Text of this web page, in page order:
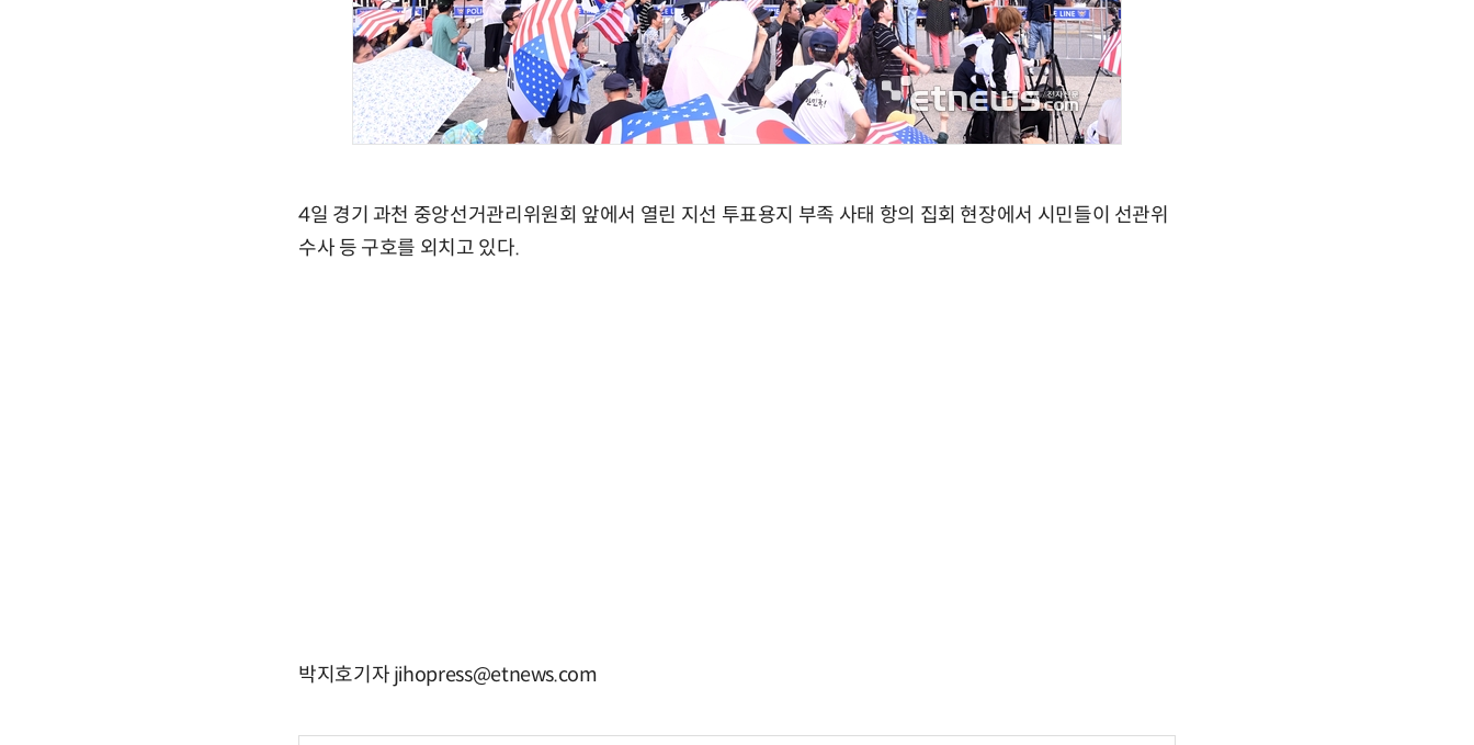
4일 경기 과천 중앙선거관리위원회 앞에서 열린 지선 투표용지 부족 사태 항의 집회 현장에서 시민들이 선관위
수사 등 구호를 외치고 있다.
박지호기자 jihopress@etnews.com